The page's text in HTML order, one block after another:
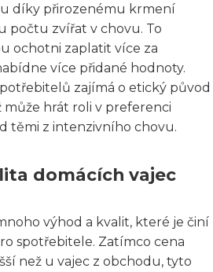
díky přirozenému krmení
počtu zvířat v chovu. To
ochotni zaplatit více za
více přidané hodnoty.
zajímá o etický původ
může hrát roli v preferenci
těmi z intenzivního chovu.
domácích vajec
výhod a kvalit, které je činí
spotřebitele. Zatímco cena
než u vajec z obchodu, tyto